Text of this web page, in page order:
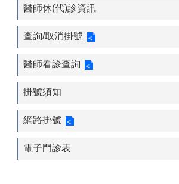
醫師休(代)診資訊
查詢/取消掛號
醫師看診查詢
掛號須知
網路掛號
電子門診表